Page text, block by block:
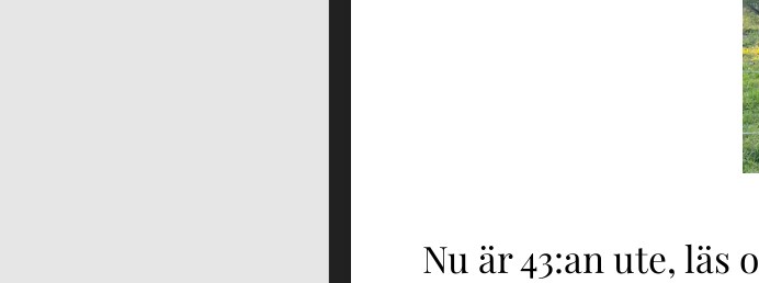
Nu är 43:an ute, läs